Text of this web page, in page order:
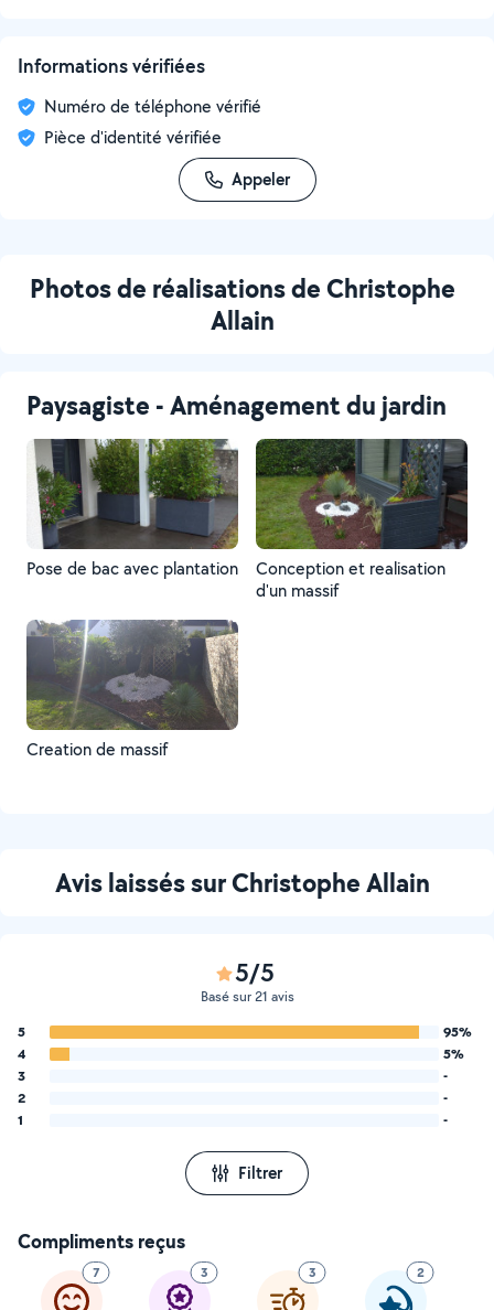
Informations vérifiées
Numéro de téléphone vérifié
Pièce d'identité vérifiée
Appeler
Photos de réalisations de Christophe
Allain
Paysagiste - Aménagement du jardin
Pose de bac avec plantation
Conception et realisation
d'un massif
Creation de massif
Avis laissés sur Christophe Allain
5/5
Basé sur 21 avis
5
95%
4
5%
3
-
2
-
1
-
Filtrer
Compliments reçus
7 3 3 2